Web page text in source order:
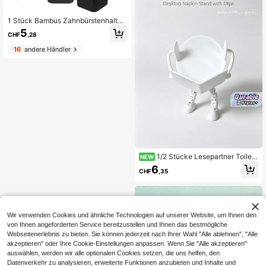
1 Stück Bambus Zahnbürstenhalter,
5-Fach Zahnbürstenständer, Badez
immer Waschtisch Aufbewahrung O
rganizer, kann elektrische Zahnbürs
te, Zahnpasta, Rasierer usw. halten,
CHF5,28
16andere Händler
NEW 1/2 Stücke Lesepartner Toilett
enpapierhalter Ornament, lustiger b
uchförmiger Rollenpapier-Aufbewa
erspieltes Dekorationsstück für Arb
eitsplatten, Waschräume und Heimd
ekoration
CHF6 ,35
Wir verwenden Cookies und ähnliche Technologien auf unserer Website, um Ihnen den
von Ihnen angeforderten Service bereitzustellen und Ihnen das bestmögliche
Webseitenerlebnis zu bieten. Sie können jederzeit nach Ihrer Wahl "Alle ablehnen", "Alle
akzeptieren" oder Ihre Cookie-Einstellungen anpassen. Wenn Sie "Alle akzeptieren"
auswählen, werden wir alle optionalen Cookies setzen, die uns helfen, den
Datenverkehr zu analysieren, erweiterte Funktionen anzubieten und Inhalte und